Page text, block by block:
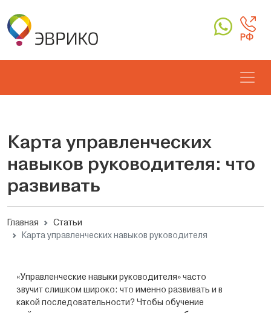
РФ
Карта управленческих
навыков руководителя: что
развивать
Главная
Статьи
Карта управленческих навыков руководителя
«Управленческие навыки руководителя» часто
звучит слишком широко: что именно развивать и в
какой последовательности? Чтобы обучение